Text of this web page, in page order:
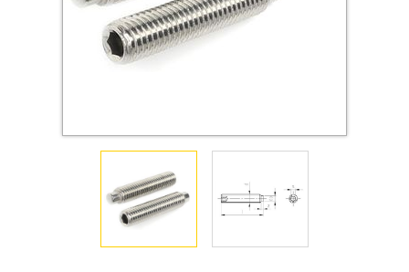
Крюки, кольца с шурупной резьбой
Саморезы и шурупы
Стопорные кольца